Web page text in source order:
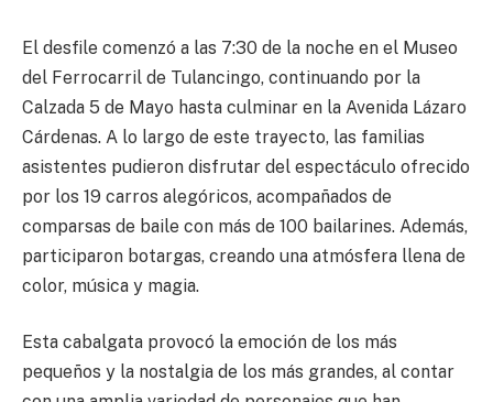
El desfile comenzó a las 7:30 de la noche en el Museo
del Ferrocarril de Tulancingo, continuando por la
Calzada 5 de Mayo hasta culminar en la Avenida Lázaro
Cárdenas. A lo largo de este trayecto, las familias
asistentes pudieron disfrutar del espectáculo ofrecido
por los 19 carros alegóricos, acompañados de
comparsas de baile con más de 100 bailarines. Además,
participaron botargas, creando una atmósfera llena de
color, música y magia.
Esta cabalgata provocó la emoción de los más
pequeños y la nostalgia de los más grandes, al contar